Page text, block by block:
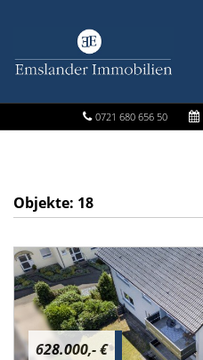
0721 680 656 50
Objekte: 18
628.000,- €